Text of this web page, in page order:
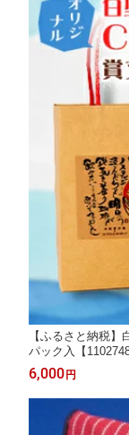
【ふるさと納税
パック入【1102748
6,000円